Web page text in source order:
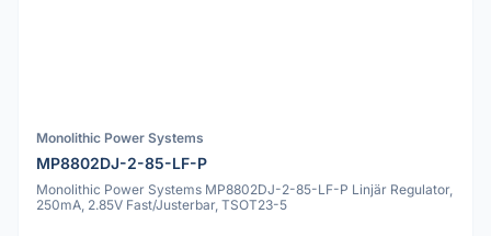
Monolithic Power Systems
MP8802DJ-2-85-LF-P
Monolithic Power Systems MP8802DJ-2-85-LF-P Linjär Regulator,
250mA, 2.85V Fast/Justerbar, TSOT23-5